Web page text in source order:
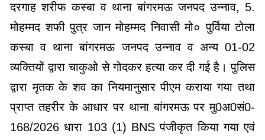
दरगाह शरीफ कस्बा व थाना बांगरमऊ जनपद उन्नाव, 5.
मोहम्मद शफी पुत्र जान मोहम्मद निवासी मो० पुर्विया टोला
कस्बा व थाना बांगरमऊ जनपद उन्नाव व अन्य 01-02
व्यक्तियों द्वारा चाकुओ से गोदकर हत्या कर दी गई है। पुलिस
द्वारा मृतक के शव का नियमानुसार पीएम कराया गया तथा
प्राप्त तहरीर के आधार पर थाना बांगरमऊ पर मु0अ0सं0-
168/2026 धारा 103 (1) BNS पंजीकृत किया गया एवं